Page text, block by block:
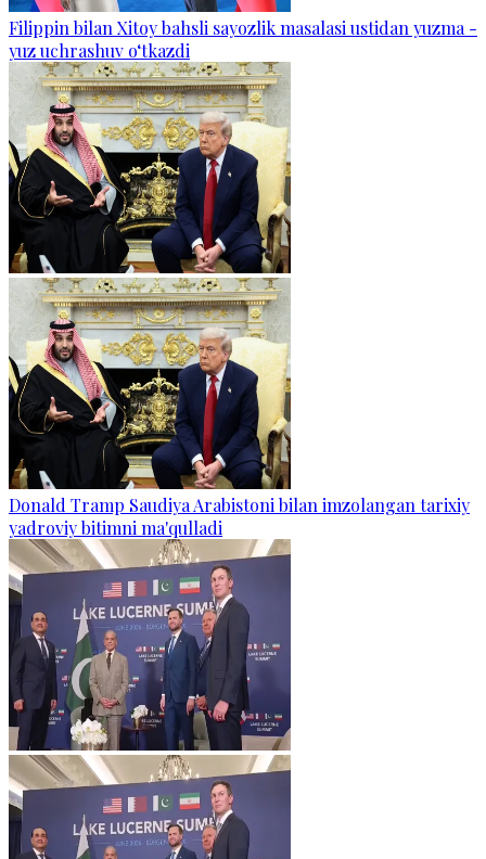
Filippin bilan Xitoy bahsli sayozlik masalasi ustidan yuzma -
yuz uchrashuv o‘tkazdi
Donald Tramp Saudiya Arabistoni bilan imzolangan tarixiy
yadroviy bitimni ma'qulladi